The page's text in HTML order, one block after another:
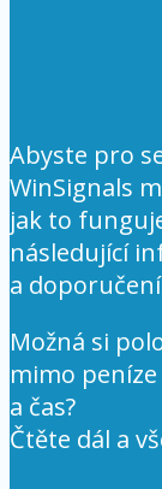
Abyste pro
WinSignals
jak to
následující
a
Možná si
mimo
a čas?
Čtěte dál a